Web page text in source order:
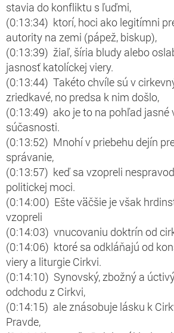
stavia do konfliktu s ľuďmi,
(0:13:34) ktorí, hoci ako legitímni
autority na zemi (pápež, biskup),
(0:13:39) žiaľ, šíria bludy alebo
jasnosť katolíckej viery.
(0:13:44) Takéto chvíle sú v
zriedkavé, no predsa k nim došlo,
(0:13:49) ako je to na pohľad jasné
súčasnosti.
(0:13:52) Mnohí v priebehu dejín
správanie,
(0:13:57) keď sa vzopreli
politickej moci.
(0:14:00) Ešte väčšie je však
vzopreli
(0:14:03) vnucovaniu doktrín od
(0:14:06) ktoré sa odkláňajú od
viery a liturgie Cirkvi.
(0:14:10) Synovský, zbožný a
odchodu z Cirkvi,
(0:14:15) ale znásobuje lásku k
Pravde,